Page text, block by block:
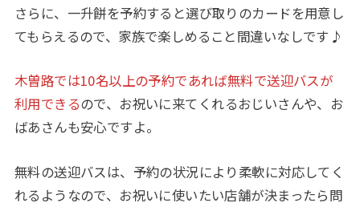
さらに、一升餅を予約すると選び取りのカードを用意し
てもらえるので、家族で楽しめること間違いなしです♪
木曽路では10名以上の予約であれば無料で送迎バスが
利用できるので、お祝いに来てくれるおじいさんや、お
ばあさんも安心ですよ。
無料の送迎バスは、予約の状況により柔軟に対応してく
れるようなので、お祝いに使いたい店舗が決まったら問